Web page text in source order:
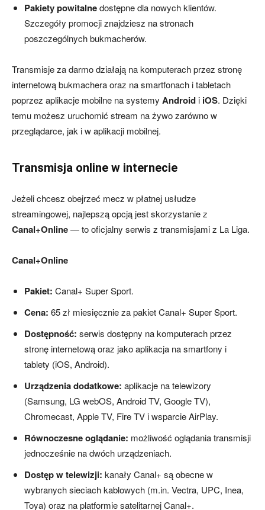
Pakiety powitalnedostępne dla nowych klientów.
Szczegóły promocji znajdziesz na stronach
poszczególnych bukmacherów.
Transmisje za darmo działają na komputerach przez stronę
internetową bukmachera oraz na smartfonach i tabletach
poprzez aplikacje mobilne na systemy Androidi iOS. Dzięki
temu możesz uruchomić stream na żywo zarówno w
przeglądarce, jak i w aplikacji mobilnej.
Transmisja online w internecie
Jeżeli chcesz obejrzeć mecz w płatnej usłudze
streamingowej, najlepszą opcją jest skorzystanie z
Canal+Online— to oficjalny serwis z transmisjami z La Liga.
Canal+Online
Pakiet: Canal+ Super Sport.
Cena: 65 zł miesięcznie za pakiet Canal+ Super Sport.
Dostępność: serwis dostępny na komputerach przez
stronę internetową oraz jako aplikacja na smartfony i
tablety (iOS, Android).
Urządzenia dodatkowe: aplikacje na telewizory
(Samsung, LG webOS, Android TV, Google TV),
Chromecast, Apple TV, Fire TV i wsparcie AirPlay.
Równoczesne oglądanie: możliwość oglądania transmisji
jednocześnie na dwóch urządzeniach.
Dostęp w telewizji: kanały Canal+ są obecne w
wybranych sieciach kablowych (m.in. Vectra, UPC, Inea,
Toya) oraz na platformie satelitarnej Canal+.